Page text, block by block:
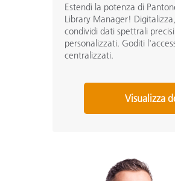
Estendi la potenza di
Library Manager!
condividi dati spettrali
personalizzati. Goditi
centralizzati.
Visualizza